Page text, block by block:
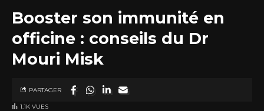
Booster son immunité en
officine : conseils du Dr
Mouri Misk
1.1K VUES
PARTAGER